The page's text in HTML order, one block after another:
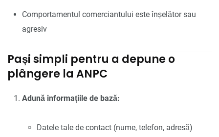
Comportamentul comerciantului este înșelător sau
agresiv
Pași simpli pentru a depune o
plângere la ANPC
Adună informațiile de bază:
Datele tale de contact (nume, telefon, adresă)